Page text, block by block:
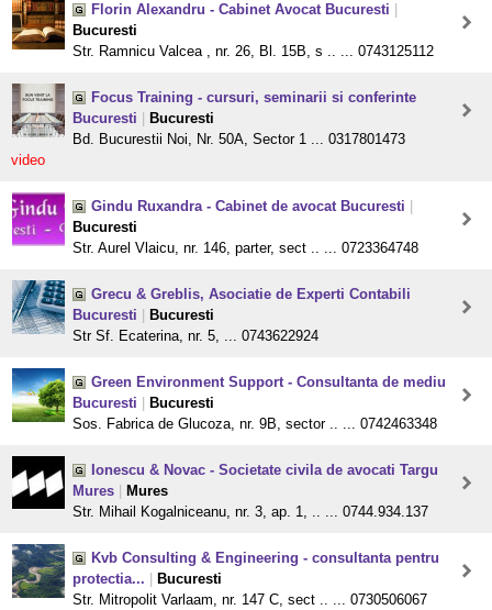
Florin Alexandru - Cabinet Avocat Bucuresti
Bucuresti
Str. Ramnicu Valcea , nr. 26, Bl. 15B, s .. ... 0743125112
Focus Training - cursuri, seminarii si conferinte
Bucuresti
Bucuresti
Bd. Bucurestii Noi, Nr. 50A, Sector 1 ... 0317801473
video
Gindu Ruxandra - Cabinet de avocat Bucuresti
Bucuresti
Str. Aurel Vlaicu, nr. 146, parter, sect .. ... 0723364748
Grecu & Greblis, Asociatie de Experti Contabili
Bucuresti
Bucuresti
Str Sf. Ecaterina, nr. 5, ... 0743622924
Green Environment Support - Consultanta de mediu
Bucuresti
Bucuresti
Sos. Fabrica de Glucoza, nr. 9B, sector .. ... 0742463348
Ionescu & Novac - Societate civila de avocati Targu
Mures
Mures
Str. Mihail Kogalniceanu, nr. 3, ap. 1, .. ... 0744.934.137
Kvb Consulting & Engineering - consultanta pentru
protectia...
Bucuresti
Str. Mitropolit Varlaam, nr. 147 C, sect .. ... 0730506067